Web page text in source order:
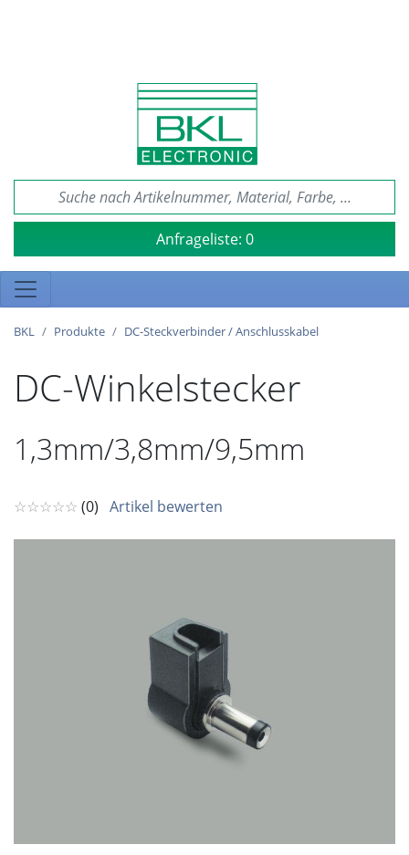
Anfrageliste: 0
BKL Produkte DC-Steckverbinder / Anschlusskabel
DC-Winkelstecker
1,3mm/3,8mm/9,5mm
☆☆☆☆☆ (0) Artikel bewerten